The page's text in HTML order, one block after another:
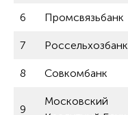
6 Промсвязьбанк
7 Россельхозбанк
8 Совкомбанк
9
Московский